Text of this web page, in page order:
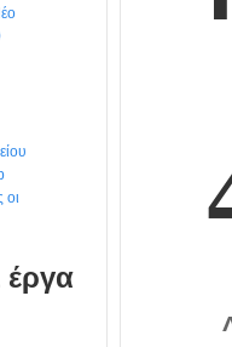
οι
έργα